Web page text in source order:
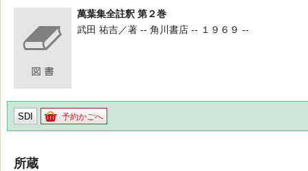
萬葉集全註釈 第２巻
武田 祐吉／著 -- 角川書店 -- １９６９ --
SDI 予約かごへ
所蔵